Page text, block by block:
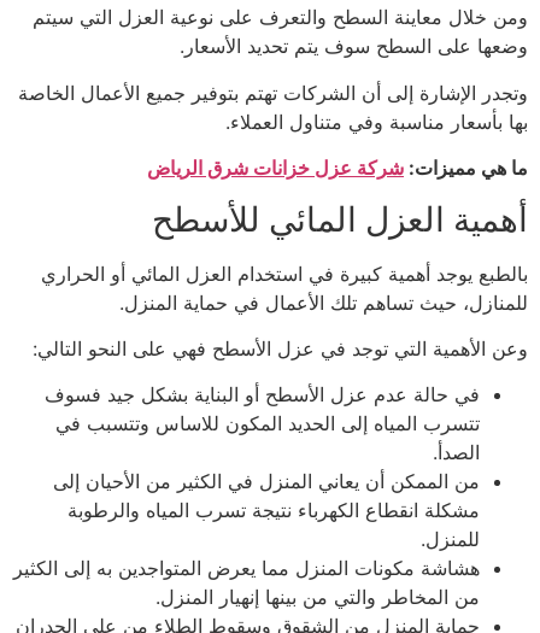
ومن خلال معاينة السطح والتعرف على نوعية العزل التي سيتم
وضعها على السطح سوف يتم تحديد الأسعار.
وتجدر الإشارة إلى أن الشركات تهتم بتوفير جميع الأعمال الخاصة
بها بأسعار مناسبة وفي متناول العملاء.
ما هي مميزات: شركة عزل خزانات شرق الرياض
أهمية العزل المائي للأسطح
بالطبع يوجد أهمية كبيرة في استخدام العزل المائي أو الحراري
للمنازل، حيث تساهم تلك الأعمال في حماية المنزل.
وعن الأهمية التي توجد في عزل الأسطح فهي على النحو التالي:
في حالة عدم عزل الأسطح أو البناية بشكل جيد فسوف
تتسرب المياه إلى الحديد المكون للاساس وتتسبب في
الصدأ.
من الممكن أن يعاني المنزل في الكثير من الأحيان إلى
مشكلة انقطاع الكهرباء نتيجة تسرب المياه والرطوبة
للمنزل.
هشاشة مكونات المنزل مما يعرض المتواجدين به إلى الكثير
من المخاطر والتي من بينها إنهيار المنزل.
حماية المنزل من الشقوق وسقوط الطلاء من على الجدران